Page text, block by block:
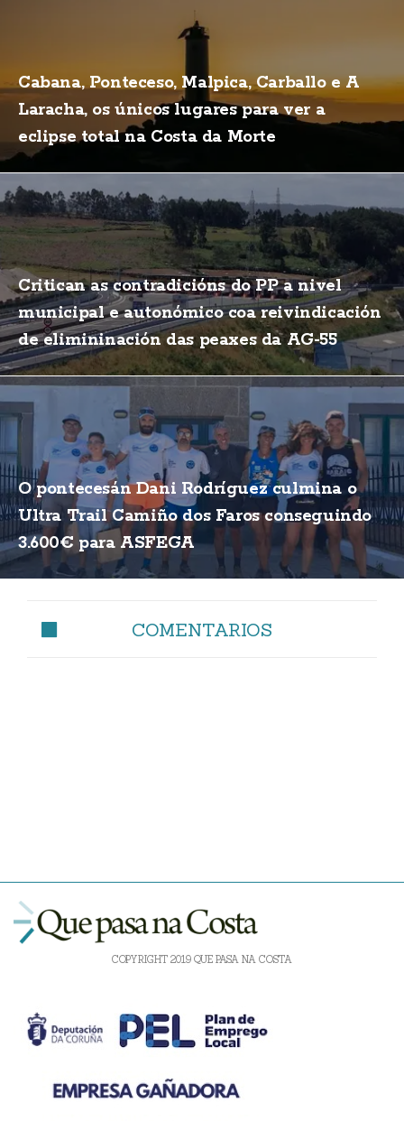
Cabana, Ponteceso, Malpica, Carballo e A
Laracha, os únicos lugares para ver a
eclipse total na Costa da Morte
Critican as contradicións do PP a nivel
municipal e autonómico coa reivindicación
de elimininación das peaxes da AG-55
O pontecesán Dani Rodríguez culmina o
Ultra Trail Camiño dos Faros conseguindo
3.600€ para ASFEGA
COMENTARIOS
COPYRIGHT 2019 QUE PASA NA COSTA